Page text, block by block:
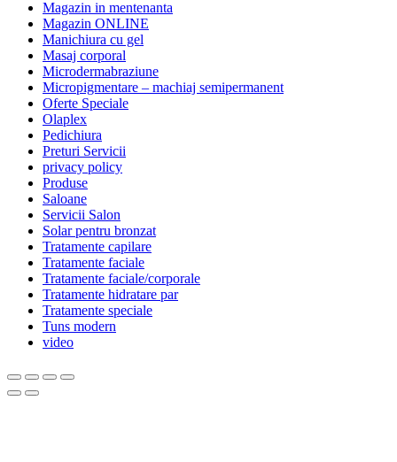
Magazin in mentenanta
Magazin ONLINE
Manichiura cu gel
Masaj corporal
Microdermabraziune
Micropigmentare – machiaj semipermanent
Oferte Speciale
Olaplex
Pedichiura
Preturi Servicii
privacy policy
Produse
Saloane
Servicii Salon
Solar pentru bronzat
Tratamente capilare
Tratamente faciale
Tratamente faciale/corporale
Tratamente hidratare par
Tratamente speciale
Tuns modern
video